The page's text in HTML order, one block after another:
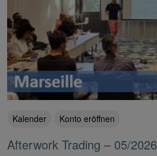
Kalender Konto eröffnen
Afterwork Trading – 05/2026